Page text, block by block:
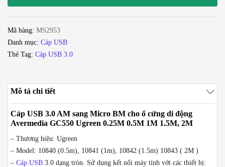
cho
Ổ
cứng
động
Ugreen
1M
lượng
Mã hàng: MS2953
Danh mục: Cáp USB
Thẻ Tag: Cáp USB 3.0
Mô tả chi tiết
Cáp USB 3.0 AM sang Micro BM cho ổ cứng di động
Avermedia GC550 Ugreen 0.25M 0.5M 1M 1.5M, 2M
– Thương hiệu: Ugreen
– Model: 10840 (0.5m), 10841 (1m), 10842 (1.5m) 10843 ( 2M )
– Cáp USB 3.0 dạng tròn. Sử dụng kết nối máy tính với các thiết bị: